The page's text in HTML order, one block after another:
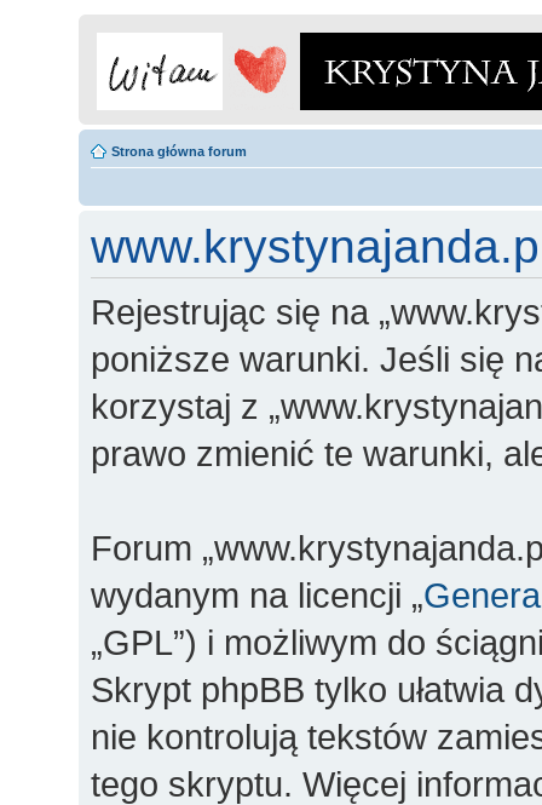
Strona główna forum
Rejestrując się na
poniższe warunki. Jeśli się
korzystaj z
prawo zmienić te warunki,
Forum
wydanym na licencji „
„GPL”) i możliwym do
Skrypt phpBB tylko ułatwia
nie kontrolują tekstów
tego skryptu. Więcej